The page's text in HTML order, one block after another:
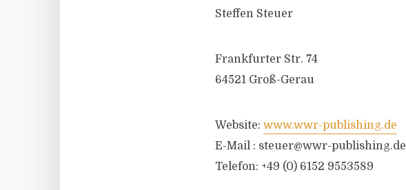
Steffen Steuer
Frankfurter Str. 74
64521 Groß-Gerau
Website: www.wwr-publishing.de
E-Mail : steuer@wwr-publishing.de
Telefon: +49 (0) 6152 9553589